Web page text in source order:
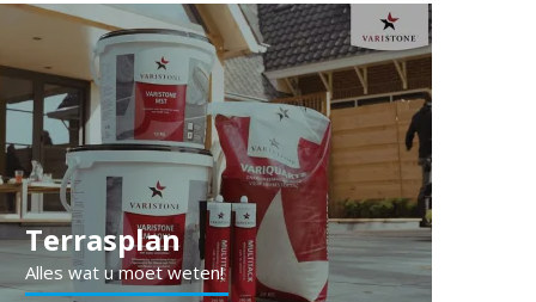
Terrasplan
Alles wat u moet weten!